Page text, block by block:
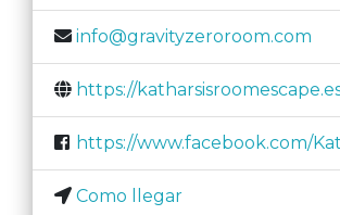
info@gravityzeroroom.com
https://
https://www.facebook.com/Katharsis-Room-Escape-
Como llegar